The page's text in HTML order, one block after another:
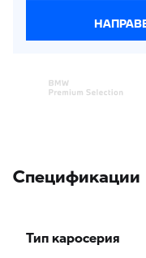
Спецификации
Тип каросерия